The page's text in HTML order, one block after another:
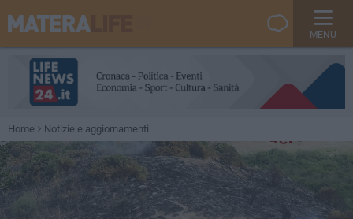
MENU
Home Notizie e aggiornamenti